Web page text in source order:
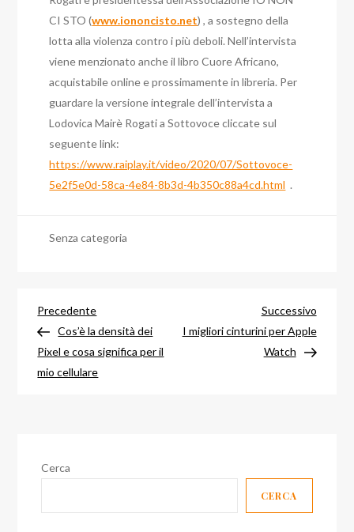
CI STO (www.iononcisto.net) , a sostegno della
lotta alla violenza contro i più deboli. Nell’intervista
viene menzionato anche il libro Cuore Africano,
acquistabile online e prossimamente in libreria. Per
guardare la versione integrale dell’intervista a
Lodovica Mairè Rogati a Sottovoce cliccate sul
seguente link:
https://www.raiplay.it/video/2020/07/Sottovoce-
5e2f5e0d-58ca-4e84-8b3d-4b350c88a4cd.html .
Senza categoria
Navigazione
articoli
Articolo
precedente
Precedente
Cos’è la densità dei
Pixel e cosa significa per il
mio cellulare
Successivo
I migliori cinturini per Apple
Watch
Cerca
CERCA